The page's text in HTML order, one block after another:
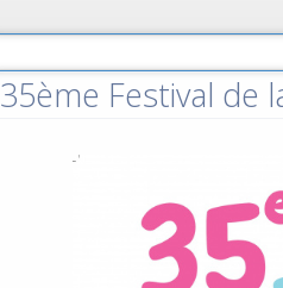
35ème Festival de